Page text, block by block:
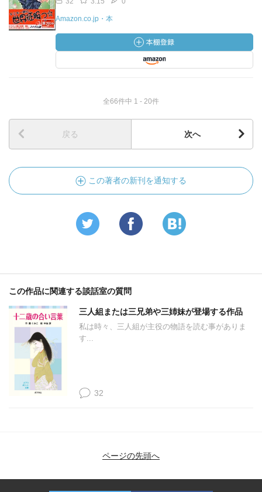
Amazon.co.jp・本
全66件中 1 - 20件
戻る 次へ
この著者の新刊を通知する
この作品に関連する談話室の質問
三人組または三兄弟や三姉妹が登場する作品
私は時々、三人組が主役の物語を読む事がありま
す...
32
ページの先頭へ